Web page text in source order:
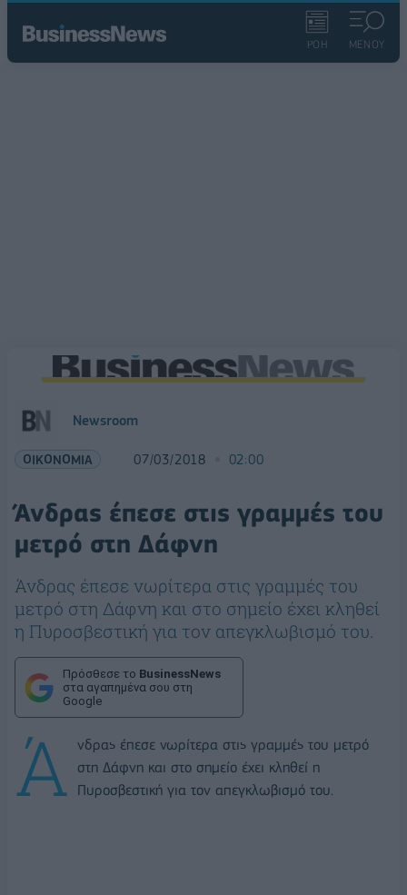
ΡΟΗ ΜΕΝΟΥ
Newsroom
ΟΙΚΟΝΟΜΙΑ 07/03/2018 02:00
Άνδρας έπεσε στις γραμμές του
μετρό στη Δάφνη
Άνδρας έπεσε νωρίτερα στις γραμμές του
μετρό στη Δάφνη και στο σημείο έχει κληθεί
η Πυροσβεστική για τον απεγκλωβισμό του.
Πρόσθεσε το BusinessNews
στα αγαπημένα σου στη
Google
Ά νδρας έπεσε νωρίτερα στις γραμμές του μετρό
στη Δάφνη και στο σημείο έχει κληθεί η
Πυροσβεστική για τον απεγκλωβισμό του.